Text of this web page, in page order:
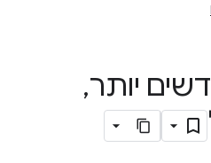
יותר,